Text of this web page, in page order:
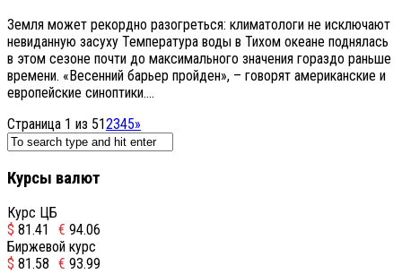
Земля может рекордно разогреться: климатологи не исключают
невиданную засуху Температура воды в Тихом океане поднялась
в этом сезоне почти до максимального значения гораздо раньше
времени. «Весенний барьер пройден», – говорят американские и
европейские синоптики....
Страница 1 из 512345»
Курсы валют
Курс ЦБ
$ 81.41 € 94.06
Биржевой курс
$ 81.58 € 93.99